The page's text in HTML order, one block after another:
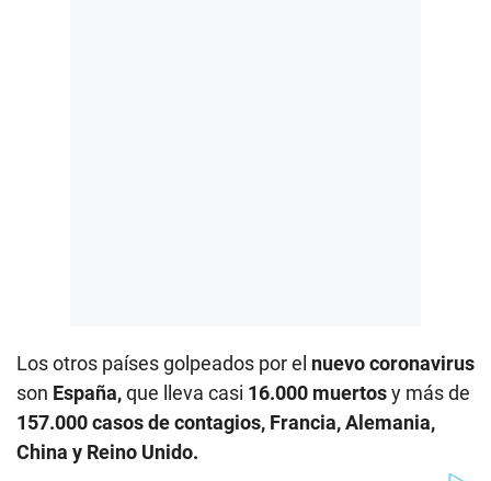
Los otros países golpeados por el nuevo coronavirus
son España,que lleva casi 16.000 muertosy más de
157.000 casos de contagios, Francia, Alemania,
China y Reino Unido.